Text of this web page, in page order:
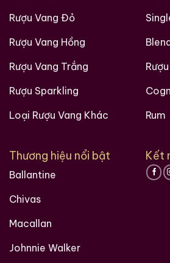
3.660.000
Zalo
Tại sao tin tưởng
Ruouxachtay.com
là trang web
rượu whisky, rượu brandy, rượu
này có thể giúp bạn biết từng chi
rượu ngoại, tại đây chúng tôi
những gì học hỏi được trong hơn
ngoại, những mẫu rượu quý
Rượu Vang Đỏ
Rượu Vang Hồng
Rượu Vang Trắng
Rượu Sparkling
Loại Rượu Vang Khác
Rum
Thương hiệu nổi bật
Ballantine
Chivas
Macallan
Johnnie Walker
Kết